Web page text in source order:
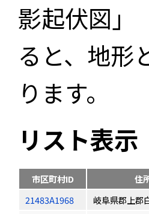
影起伏図」
ると、地形
ります。
リスト表示
市区町村ID 住
21483A1968
岐阜県郡上郡